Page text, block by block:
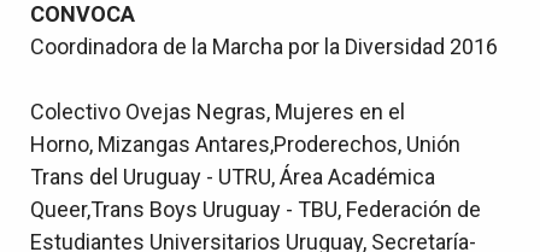
CONVOCA
Coordinadora de la Marcha por la Diversidad 2016
Colectivo Ovejas Negras, Mujeres en el
Horno, Mizangas Antares,Proderechos, Unión
Trans del Uruguay - UTRU, Área Académica
Queer,Trans Boys Uruguay - TBU, Federación de
Estudiantes Universitarios Uruguay, Secretaría-